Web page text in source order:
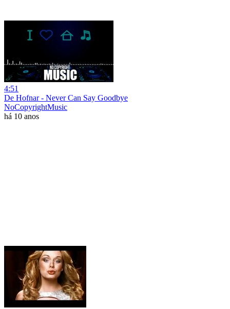
4:51
De Hofnar - Never Can Say Goodbye
NoCopyrightMusic
há 10 anos